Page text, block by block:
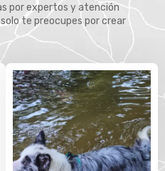
por expertos y atención
te preocupes por crear